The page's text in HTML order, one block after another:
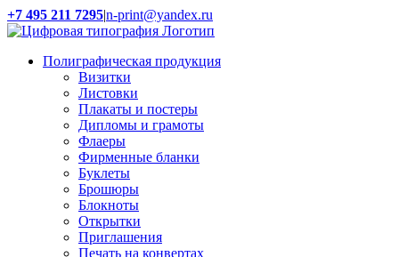
Skip
to
+7 495 211 7295|n-print@yandex.ru
Полиграфическая продукция
Визитки
Листовки
Плакаты и постеры
Дипломы и грамоты
Флаеры
Фирменные бланки
Буклеты
Брошюры
Блокноты
Открытки
Приглашения
Печать на конвертах